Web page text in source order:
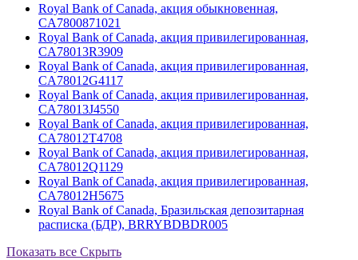
Royal Bank of Canada, акция обыкновенная,
CA7800871021
Royal Bank of Canada, акция привилегированная,
CA78013R3909
Royal Bank of Canada, акция привилегированная,
CA78012G4117
Royal Bank of Canada, акция привилегированная,
CA78013J4550
Royal Bank of Canada, акция привилегированная,
CA78012T4708
Royal Bank of Canada, акция привилегированная,
CA78012Q1129
Royal Bank of Canada, акция привилегированная,
CA78012H5675
Royal Bank of Canada, Бразильская депозитарная
расписка (БДР), BRRYBDBDR005
Показать все Скрыть